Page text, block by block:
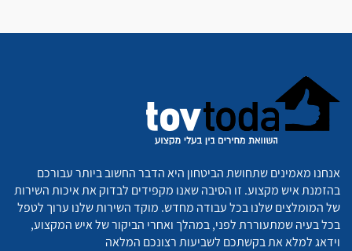
אנחנו מאמינים שתחושת הביטחון היא הדבר החשוב ביותר עבורכם
בהזמנת איש מקצוע. זו הסיבה שאנו מקפידים לבדוק את איכות השירות
של המומלצים שלנו בכל עבודה מחדש. מוקד השירות שלנו ערוך לטפל
בכל בעיה שמתעוררת לפני, במהלך ואחרי הביקור של איש המקצוע,
וידאג למלא את בקשתכם לשביעות רצונכם המלאה